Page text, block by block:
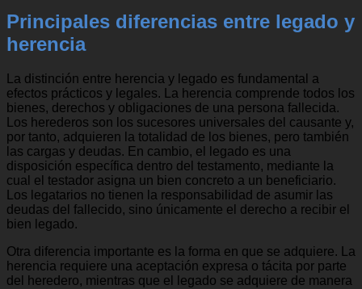
Principales diferencias entre legado y
herencia
La distinción entre herencia y legado es fundamental a
efectos prácticos y legales. La herencia comprende todos los
bienes, derechos y obligaciones de una persona fallecida.
Los herederos son los sucesores universales del causante y,
por tanto, adquieren la totalidad de los bienes, pero también
las cargas y deudas. En cambio, el legado es una
disposición específica dentro del testamento, mediante la
cual el testador asigna un bien concreto a un beneficiario.
Los legatarios no tienen la responsabilidad de asumir las
deudas del fallecido, sino únicamente el derecho a recibir el
bien legado.
Otra diferencia importante es la forma en que se adquiere. La
herencia requiere una aceptación expresa o tácita por parte
del heredero, mientras que el legado se adquiere de manera